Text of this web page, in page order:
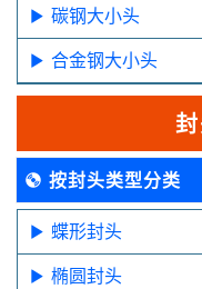
碳钢大小头
合金钢大小头
按封头类型分类
蝶形封头
椭圆封头